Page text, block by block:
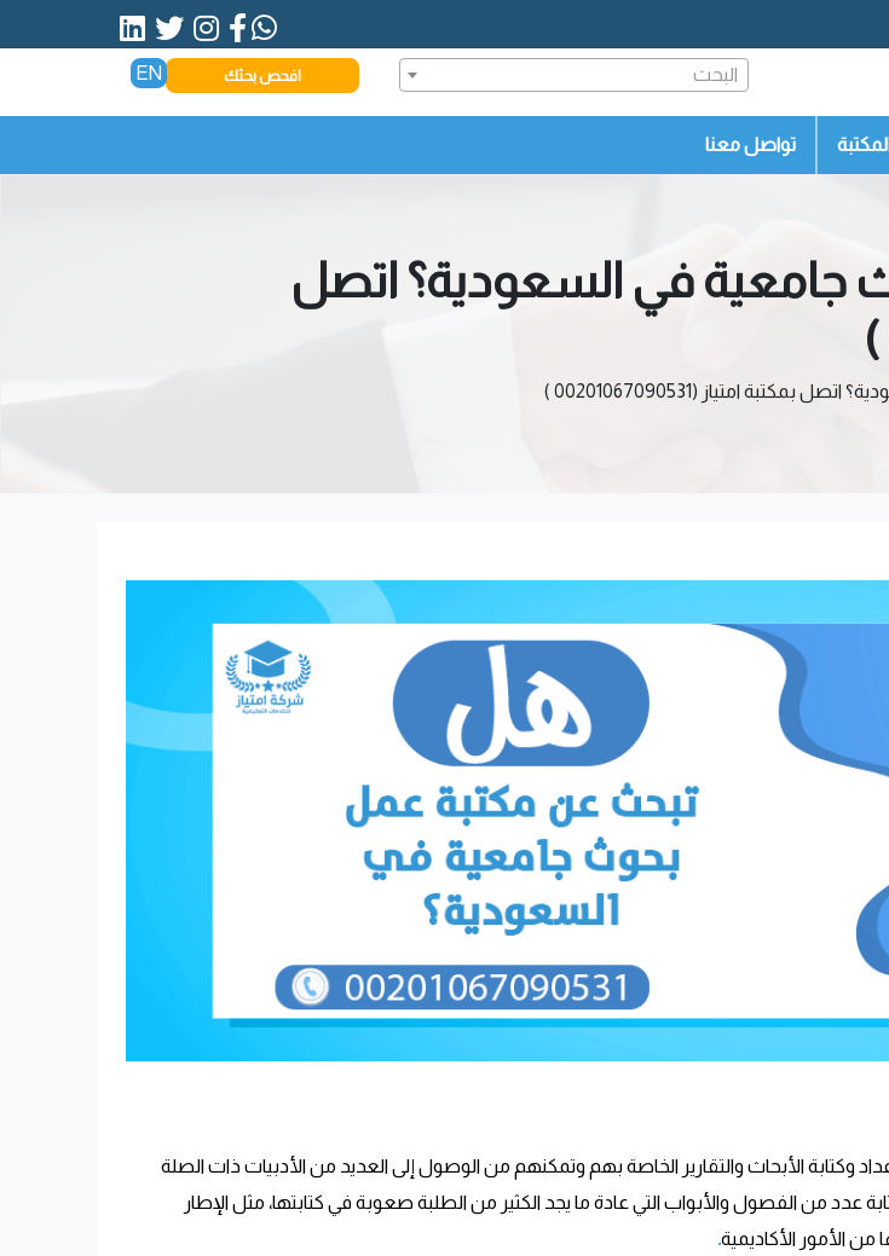
البحث افحص بحثك EN
تواصل معنا
في السعودية؟ اتصل
امتياز (00201067090531 )
الأبحاث والتقارير الخاصة بهم وتمكنهم من الوصول إلى العديد من الأدبيات ذات الصلة
من الفصول والأبواب التي عادة ما يجد الكثير من الطلبة صعوبة في كتابتها، مثل الإطار
الأمور الأكاديمية.